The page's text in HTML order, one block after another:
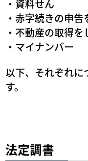
・資料せん
・赤字続きの申
・不動産の取得
・マイナンバー
以下、それぞれに
す。
法定調書